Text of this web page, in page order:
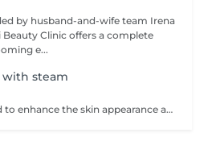
Beauty Clinic offers a complete
e...
with steam
This service was designed to enhance the skin appearance and focus on any skin concerns that you may have. We start the service with the steam and hot towels cleansing.We follow with a double cleanse to remove all dirt and oil, exfoliation to help remove dead skin build up, extractions as needed, high frequency to kill acne causing bacteria, LED therapy that is customized for your specific skin concerns, a stress releasing back massage with a bacteria balancing mask is also included. We end each service with a toner, serum and moisturizer.